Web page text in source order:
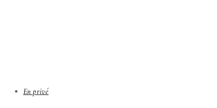
En privé